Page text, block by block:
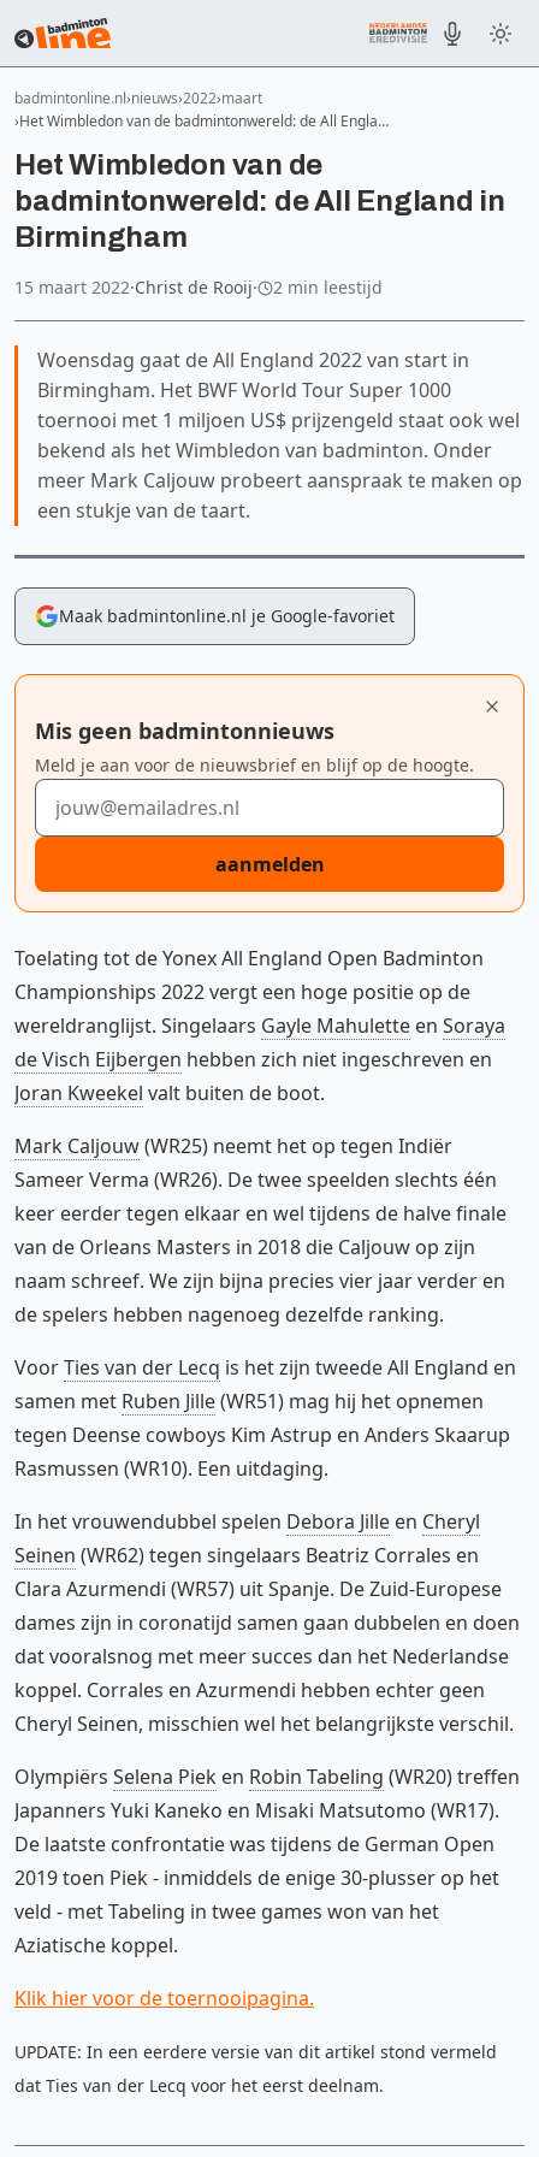
badmintonline.nl nieuws 2022 maart
Het Wimbledon van de badmintonwereld: de All Engla…
Het Wimbledon van de
badmintonwereld: de All England in
Birmingham
15 maart 2022·Christ de Rooij· 2 min leestijd
Woensdag gaat de All England 2022 van start in
Birmingham. Het BWF World Tour Super 1000
toernooi met 1 miljoen US$ prijzengeld staat ook wel
bekend als het Wimbledon van badminton. Onder
meer Mark Caljouw probeert aanspraak te maken op
een stukje van de taart.
Maak badmintonline.nl je Google-favoriet
Mis geen badmintonnieuws
Meld je aan voor de nieuwsbrief en blijf op de hoogte.
E-mailadres
aanmelden
Toelating tot de Yonex All England Open Badminton
Championships 2022 vergt een hoge positie op de
wereldranglijst. Singelaars Gayle Mahulette en Soraya
de Visch Eijbergen hebben zich niet ingeschreven en
Joran Kweekel valt buiten de boot.
Mark Caljouw(WR25) neemt het op tegen Indiër
Sameer Verma (WR26). De twee speelden slechts één
keer eerder tegen elkaar en wel tijdens de halve finale
van de Orleans Masters in 2018 die Caljouw op zijn
naam schreef. We zijn bijna precies vier jaar verder en
de spelers hebben nagenoeg dezelfde ranking.
VoorTies van der Lecq is het zijn tweede All England en
samen met Ruben Jille(WR51) mag hij het opnemen
tegen Deense cowboys Kim Astrup en Anders Skaarup
Rasmussen (WR10). Een uitdaging.
In het vrouwendubbel spelen Debora Jille en Cheryl
Seinen (WR62) tegen singelaars Beatriz Corrales en
Clara Azurmendi (WR57) uit Spanje. De Zuid-Europese
dames zijn in coronatijd samen gaan dubbelen en doen
dat vooralsnog met meer succes dan het Nederlandse
koppel. Corrales en Azurmendi hebben echter geen
Cheryl Seinen, misschien wel het belangrijkste verschil.
Olympiërs Selena Piek en Robin Tabeling (WR20) treffen
Japanners Yuki Kaneko en Misaki Matsutomo (WR17).
De laatste confrontatie was tijdens de German Open
2019 toen Piek - inmiddels de enige 30-plusser op het
veld - met Tabeling in twee games won van het
Aziatische koppel.
Klik hier voor de toernooipagina.
UPDATE: In een eerdere versie van dit artikel stond vermeld
dat Ties van der Lecq voor het eerst deelnam.